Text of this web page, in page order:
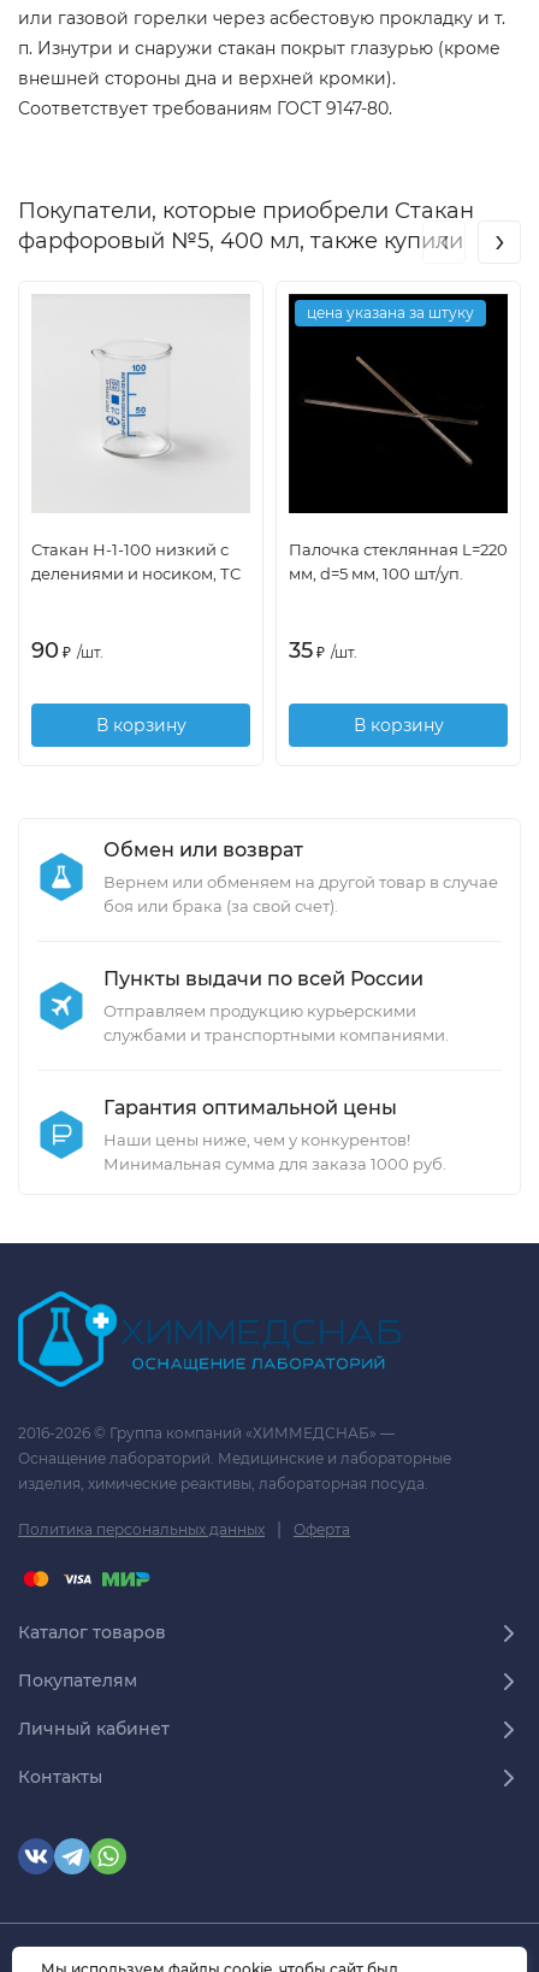
или газовой горелки через асбестовую прокладку и т.
п. Изнутри и снаружи стакан покрыт глазурью (кроме
внешней стороны дна и верхней кромки).
Соответствует требованиям ГОСТ 9147-80.
Покупатели, которые приобрели Стакан
фарфоровый №5, 400 мл, также купили
Стакан Н-1-100 низкий с
делениями и носиком, ТС
90 ₽ /шт.
В корзину
цена указана за штуку
Палочка стеклянная L=220
мм, d=5 мм, 100 шт/уп.
35 ₽ /шт.
В корзину
‹ ›
Обмен или возврат
Вернем или обменяем на другой товар в случае
боя или брака (за свой счет).
Пункты выдачи по всей России
Отправляем продукцию курьерскими
службами и транспортными компаниями.
Гарантия оптимальной цены
Наши цены ниже, чем у конкурентов!
Минимальная сумма для заказа 1000 руб.
2016-2026 © Группа компаний «ХИММЕДСНАБ» —
Оснащение лабораторий. Медицинские и лабораторные
изделия, химические реактивы, лабораторная посуда.
Политика персональных данных | Оферта
Каталог товаров
Покупателям
Личный кабинет
Контакты
© 2026 himmedsnab.ru. Все права защищены